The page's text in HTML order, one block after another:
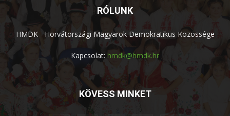
RÓLUNK
HMDK - Horvátországi Magyarok Demokratikus Közössége
Kapcsolat: hmdk@hmdk.hr
KÖVESS MINKET